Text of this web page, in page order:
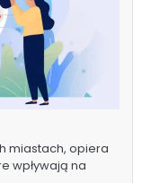
miastach, opiera
wpływają na